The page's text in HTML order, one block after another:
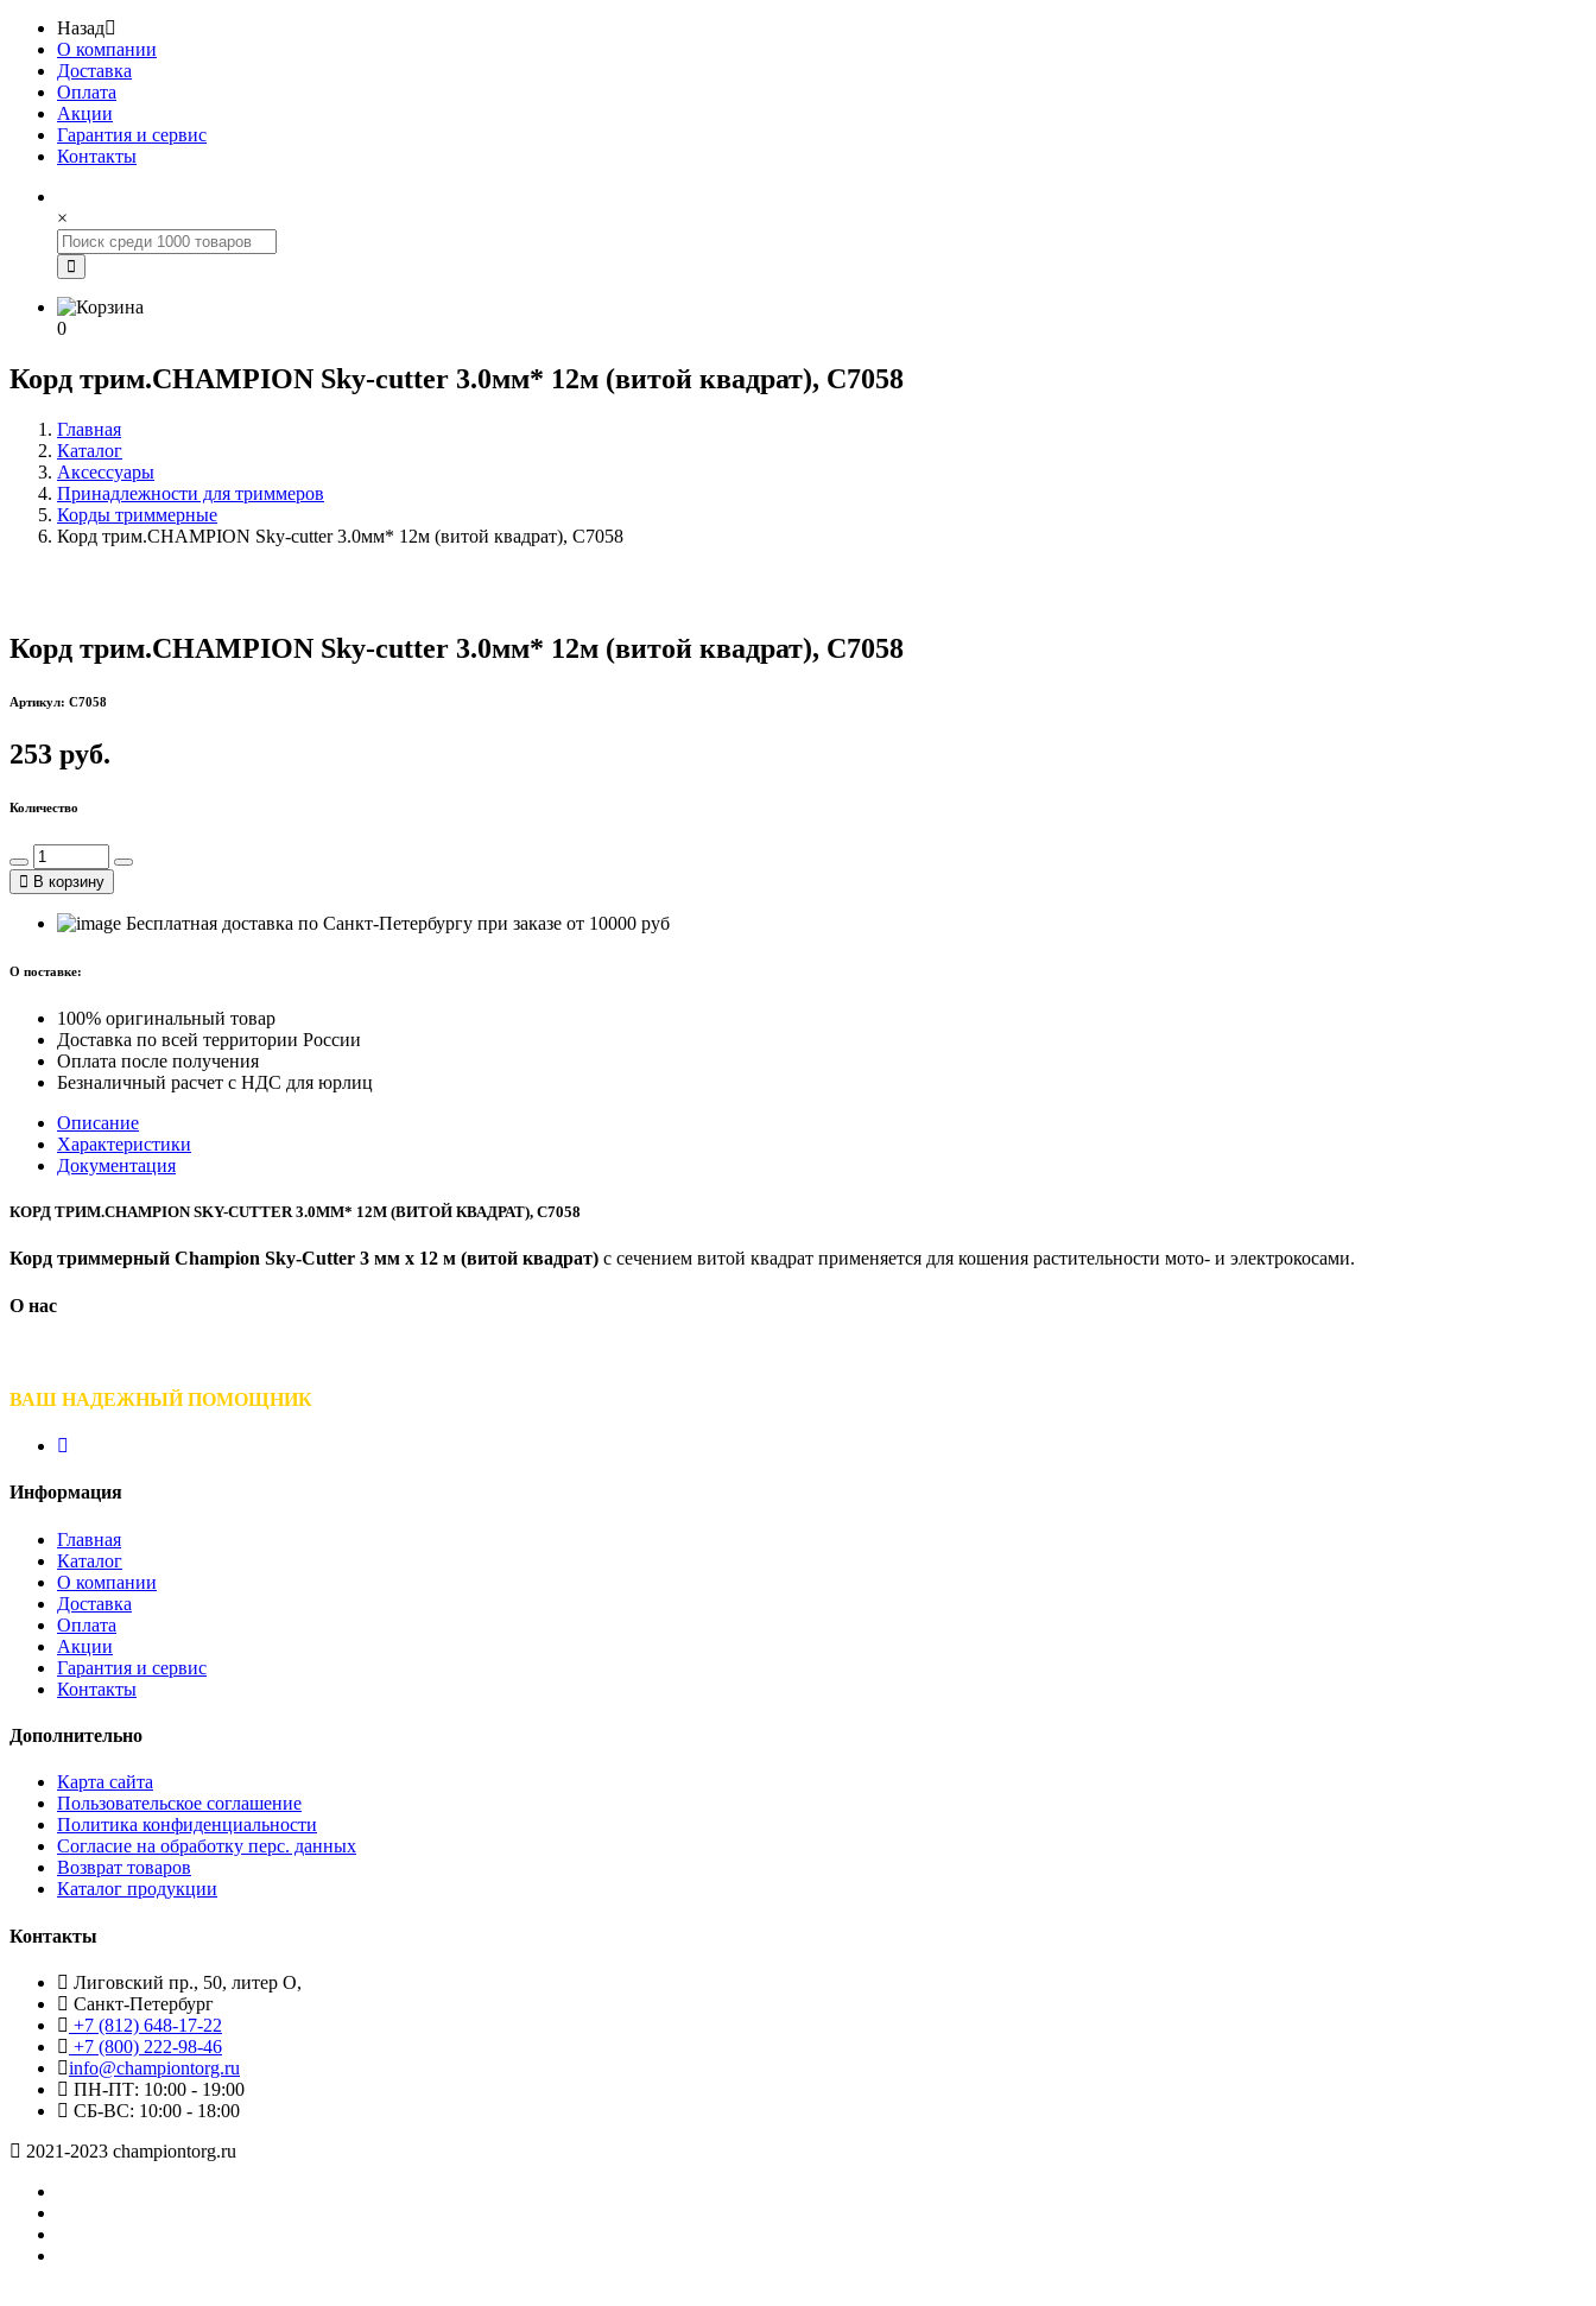
Назад
О компании
Доставка
Оплата
Акции
Гарантия и сервис
Контакты
×
0
Корд трим.CHAMPION Sky-cutter 3.0мм* 12м (витой квадрат), C7058
Главная
Каталог
Аксессуары
Принадлежности для триммеров
Корды триммерные
Корд трим.CHAMPION Sky-cutter 3.0мм* 12м (витой квадрат), C7058
Корд трим.CHAMPION Sky-cutter 3.0мм* 12м (витой квадрат), C7058
Артикул: C7058
253 руб.
Количество
В корзину
Бесплатная доставка по Санкт-Петербургу при заказе от 10000 руб
О поставке:
100% оригинальный товар
Доставка по всей территории России
Оплата после получения
Безналичный расчет с НДС для юрлиц
Описание
Характеристики
Документация
КОРД ТРИМ.CHAMPION SKY-CUTTER 3.0ММ* 12М (ВИТОЙ КВАДРАТ), C7058
Корд триммерный Champion Sky-Cutter 3 мм х 12 м (витой квадрат) с сечением витой квадрат применяется для кошения растительности мото- и электрокосами.
О нас
ВАШ НАДЕЖНЫЙ ПОМОЩНИК
Информация
Главная
Каталог
О компании
Доставка
Оплата
Акции
Гарантия и сервис
Контакты
Дополнительно
Карта сайта
Пользовательское соглашение
Политика конфиденциальности
Согласие на обработку перс. данных
Возврат товаров
Каталог продукции
Контакты
Лиговский пр., 50, литер О,
Санкт-Петербург
+7 (812) 648-17-22
+7 (800) 222-98-46
info@championtorg.ru
ПН-ПТ: 10:00 - 19:00
СБ-ВС: 10:00 - 18:00
2021-2023 championtorg.ru